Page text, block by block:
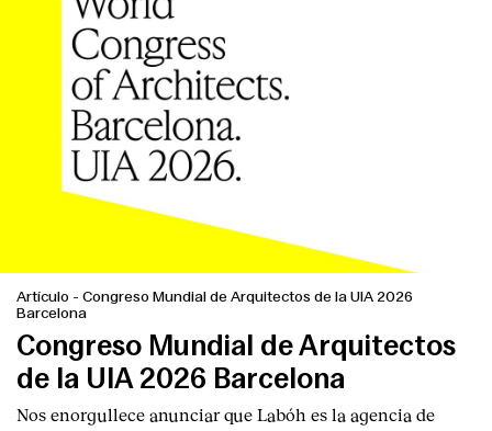
Artículo - Congreso Mundial de Arquitectos de la UIA 2026
Barcelona
Congreso Mundial de Arquitectos
de la UIA 2026 Barcelona
Nos enorgullece anunciar que Labóh es la agencia de